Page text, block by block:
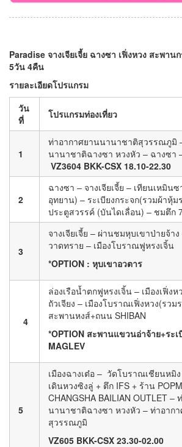
Paradise จางเจียเจี้ย ฉางซา เฟิ่งหวง สะพาน
5วัน 4คืน
รายละเอียดโปรแกรม
วัน
ที่
โปรแกรมท่องเที่ยว
1
ท่าอากาศยานนานาชาติสุวรรณภูมิ
นานาชาติฉางซา หวงหัว – ฉางซา
VZ3604 BKK-CSX 18.10-22.30
2
ฉางซา – จางเจียเจี้ย – เทียนเหมิน
อุทยาน) – ระเบียงกระจก(รวมผ้าหุ้ม
ประตูสวรรค์ (บันไดเลื่อน) – ชมตึก
3
จางเจียเจี้ย – ผ่านชมหุบเขาป่ายจ้
วาดทราย – เมืองโบราณฟูหรงเจิ้น
*OPTION : หุบเขาอวตาร
4
ล่องเรือน้ำตกฟูหรงเจิ้น – เมืองเฟิ่ง
ถัวเจียง – เมืองโบราณเฟิ่งหวง(รวม
สะพานหงส์+ถนน SHIBAN
*OPTION สะพานแขวนอ่าจ้าย+ระเ
MAGLEV
5
เมืองฉางเต๋อ – วัดโบราณเชียนหมิ
เดินหวงซิงลู่ + ตึก IFS + ร้าน
CHANGSHA BAILIAN OUTLET –
นานาชาติฉางซา หวงหัว – ท่าอาก
สุวรรณภูมิ
VZ605 BKK-CSX 23.30-02.00